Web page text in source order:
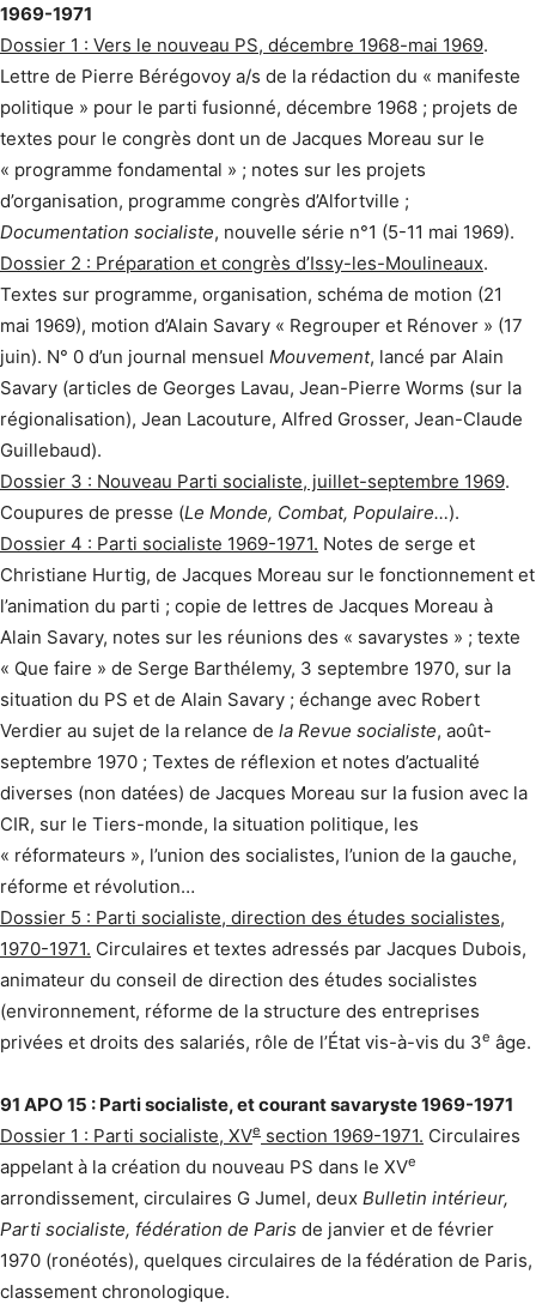
1969-1971
Dossier 1 : Vers le nouveau PS, décembre 1968-mai 1969.
Lettre de Pierre Bérégovoy a/s de la rédaction du « manifeste
politique » pour le parti fusionné, décembre 1968 ; projets de
textes pour le congrès dont un de Jacques Moreau sur le
« programme fondamental » ; notes sur les projets
d’organisation, programme congrès d’Alfortville ;
Documentation socialiste, nouvelle série n°1 (5-11 mai 1969).
Dossier 2 : Préparation et congrès d’Issy-les-Moulineaux.
Textes sur programme, organisation, schéma de motion (21
mai 1969), motion d’Alain Savary « Regrouper et Rénover » (17
juin). N° 0 d’un journal mensuel Mouvement, lancé par Alain
Savary (articles de Georges Lavau, Jean-Pierre Worms (sur la
régionalisation), Jean Lacouture, Alfred Grosser, Jean-Claude
Guillebaud).
Dossier 3 : Nouveau Parti socialiste, juillet-septembre 1969.
Coupures de presse (Le Monde, Combat, Populaire…).
Dossier 4 : Parti socialiste 1969-1971. Notes de serge et
Christiane Hurtig, de Jacques Moreau sur le fonctionnement et
l’animation du parti ; copie de lettres de Jacques Moreau à
Alain Savary, notes sur les réunions des « savarystes » ; texte
« Que faire » de Serge Barthélemy, 3 septembre 1970, sur la
situation du PS et de Alain Savary ; échange avec Robert
Verdier au sujet de la relance de la Revue socialiste, août-
septembre 1970 ; Textes de réflexion et notes d’actualité
diverses (non datées) de Jacques Moreau sur la fusion avec la
CIR, sur le Tiers-monde, la situation politique, les
« réformateurs », l’union des socialistes, l’union de la gauche,
réforme et révolution…
Dossier 5 : Parti socialiste, direction des études socialistes,
1970-1971. Circulaires et textes adressés par Jacques Dubois,
animateur du conseil de direction des études socialistes
(environnement, réforme de la structure des entreprises
privées et droits des salariés, rôle de l’État vis-à-vis du 3e âge.
91 APO 15 : Parti socialiste, et courant savaryste 1969-1971
Dossier 1 : Parti socialiste, XVe section 1969-1971. Circulaires
appelant à la création du nouveau PS dans le XVe
arrondissement, circulaires G Jumel, deux Bulletin intérieur,
Parti socialiste, fédération de Paris de janvier et de février
1970 (ronéotés), quelques circulaires de la fédération de Paris,
classement chronologique.